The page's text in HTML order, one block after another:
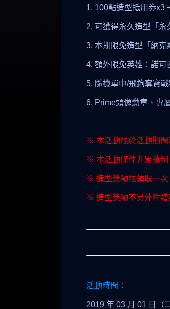
1. 100點造型抵用券x3
2. 可獲得永久造型「永
3. 本期限免造型「納克
4. 額外限免英雄：諾可
5. 隨機單中/飛鉤奪寶
6. Prime頭像勳章、專
※ 本活動限於活動期間
※ 本活動條件非累積制
※ 造型獎勵限領取一次
※ 造型獎勵不另外附贈
活動時間：
2019 年 03 月 01 日（